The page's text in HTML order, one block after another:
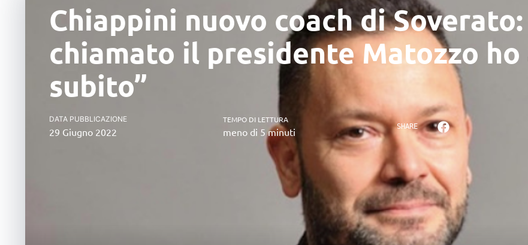
Chiappini nuovo coach di Soverato:
chiamato il presidente Matozzo
subito”
DATA PUBBLICAZIONE
29 Giugno 2022
TEMPO DI LETTURA
meno di 5 minuti SHARE